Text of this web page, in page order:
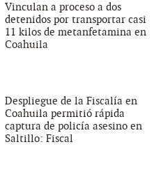
Vinculan a proceso a dos
detenidos por transportar casi
11 kilos de metanfetamina en
Coahuila
Despliegue de la Fiscalía en
Coahuila permitió rápida
captura de policía asesino en
Saltillo: Fiscal